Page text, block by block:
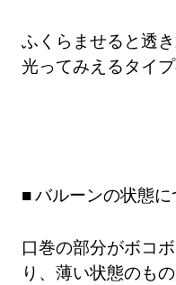
ふくらませると透
光ってみえるタイ
バルーンの状態に
口巻の部分がボコ
り、薄い状態のも